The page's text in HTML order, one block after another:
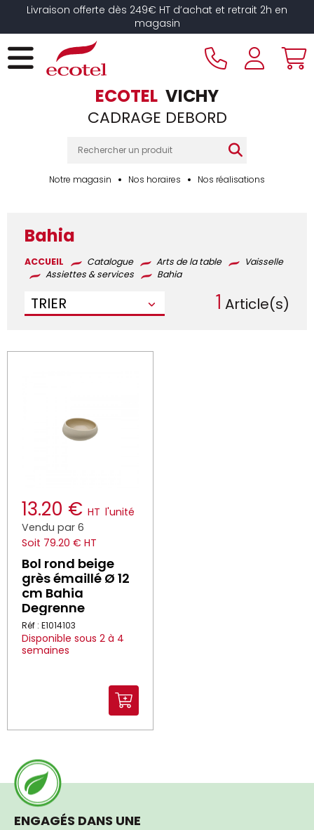
Livraison offerte dès 249€ HT d’achat et retrait 2h en
magasin
ECOTEL VICHY
CADRAGE DEBORD
Notre magasin Nos horaires Nos réalisations
Bahia
ACCUEIL Catalogue Arts de la table
Vaisselle
Assiettes & services
Bahia
TRIER 1 Article(s)
13.20 € HT l'unité
Vendu par 6
Soit 79.20 € HT
Bol rond beige
grès émaillé Ø 12
cm Bahia
Degrenne
Réf : E1014103
Disponible sous 2 à 4
semaines
ENGAGÉS DANS UNE
Panneau de gestion des cookies